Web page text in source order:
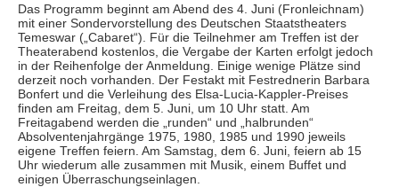
Das Programm beginnt am Abend des 4. Juni (Fronleichnam)
mit einer Sondervorstellung des Deutschen Staatstheaters
Temeswar („Cabaret“). Für die Teilnehmer am Treffen ist der
Theaterabend kostenlos, die Vergabe der Karten erfolgt jedoch
in der Reihenfolge der Anmeldung. Einige wenige Plätze sind
derzeit noch vorhanden. Der Festakt mit Festrednerin Barbara
Bonfert und die Verleihung des Elsa-Lucia-Kappler-Preises
finden am Freitag, dem 5. Juni, um 10 Uhr statt. Am
Freitagabend werden die „runden“ und „halbrunden“
Absolventenjahrgänge 1975, 1980, 1985 und 1990 jeweils
eigene Treffen feiern. Am Samstag, dem 6. Juni, feiern ab 15
Uhr wiederum alle zusammen mit Musik, einem Buffet und
einigen Überraschungseinlagen.